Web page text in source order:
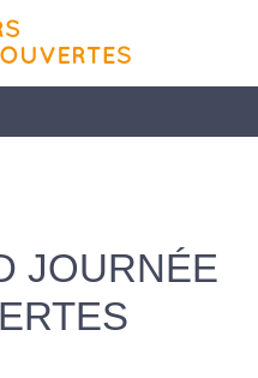
JOURNÉE